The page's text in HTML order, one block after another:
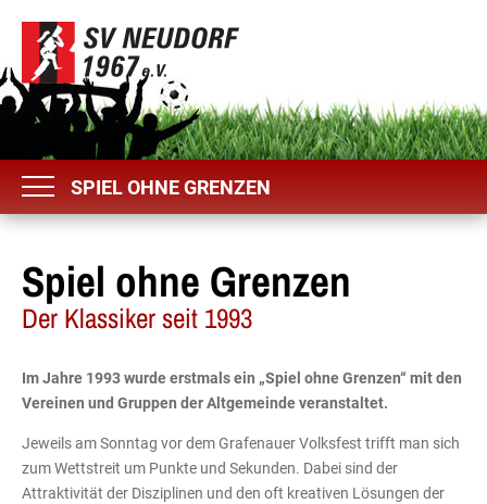
SPIEL OHNE GRENZEN
Spiel ohne Grenzen
Der Klassiker seit 1993
Im Jahre 1993 wurde erstmals ein „Spiel ohne Grenzen“ mit den
Vereinen und Gruppen der Altgemeinde veranstaltet.
Jeweils am Sonntag vor dem Grafenauer Volksfest trifft man sich
zum Wettstreit um Punkte und Sekunden. Dabei sind der
Attraktivität der Disziplinen und den oft kreativen Lösungen der